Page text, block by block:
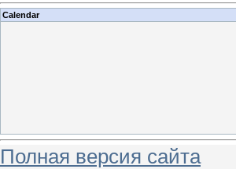
Calendar
Полная версия сайта